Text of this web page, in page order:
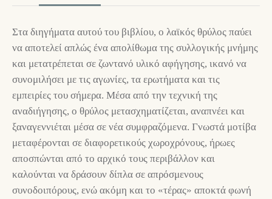
Στα διηγήματα αυτού του βιβλίου, ο λαϊκός θρύλος παύει
να αποτελεί απλώς ένα απολίθωμα της συλλογικής μνήμης
και μετατρέπεται σε ζωντανό υλικό αφήγησης, ικανό να
συνομιλήσει με τις αγωνίες, τα ερωτήματα και τις
εμπειρίες του σήμερα. Μέσα από την τεχνική της
αναδιήγησης, ο θρύλος μετασχηματίζεται, αναπνέει και
ξαναγεννιέται μέσα σε νέα συμφραζόμενα. Γνωστά μοτίβα
μεταφέρονται σε διαφορετικούς χωροχρόνους, ήρωες
αποσπώνται από το αρχικό τους περιβάλλον και
καλούνται να δράσουν δίπλα σε απρόσμενους
συνοδοιπόρους, ενώ ακόμη και το «τέρας» αποκτά φωνή